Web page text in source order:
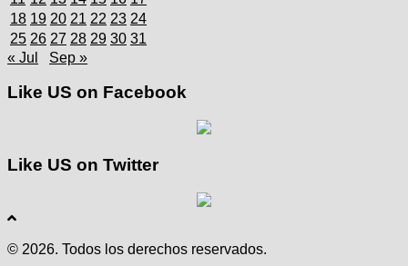
18 19 20 21 22 23 24
25 26 27 28 29 30 31
« Jul
Sep »
Like US on Facebook
Like US on Twitter
© 2026. Todos los derechos reservados.